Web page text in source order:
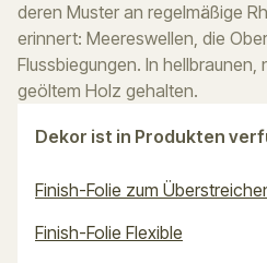
deren Muster an regelmäßige
erinnert: Meereswellen, die
Flussbiegungen. In
geöltem Holz gehalten.
Dekor ist in Produkten
Finish-Folie zum
Finish-Folie Flexible